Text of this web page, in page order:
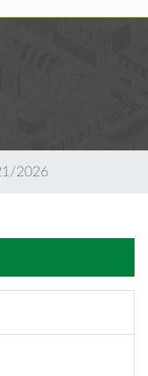
2026